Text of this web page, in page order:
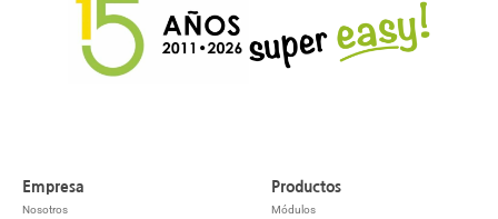
Empresa
Nosotros
Productos
Módulos